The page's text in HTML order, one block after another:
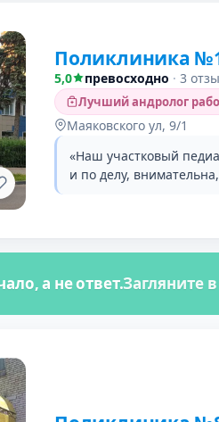
Поликлиника
5,0 превосходно · 3
Лучший андролог
Маяковского ул, 9/1
«Наш участковый
и по делу,
а не ответ.Загляните